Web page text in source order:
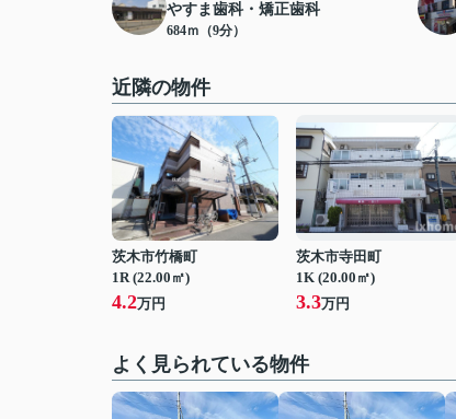
やすま歯科・矯正歯科
684ｍ（9分）
近隣の物件
茨木市竹橋町
1R (22.00㎡)
4.2万円
茨木市寺田町
1K (20.00㎡)
3.3万円
よく見られている物件